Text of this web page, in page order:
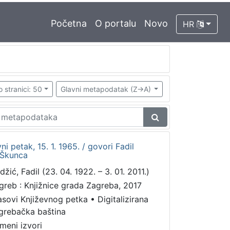
Početna O portalu Novo HR
stranici: 50 Glavni metapodatak (Z->A)
petak, 15. 1. 1965. / govori Fadil
Fadil (23. 04. 1922. – 3. 01. 2011.)
: Knjižnice grada Zagreba, 2017
Književnog petka • Digitalizirana
baština
izvori